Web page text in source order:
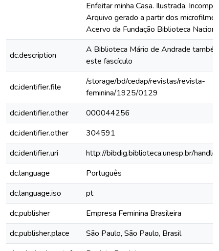
Enfeitar minha Casa. Ilustrada.
Arquivo gerado a partir dos
Acervo da Fundação Biblioteca
dc.description
A Biblioteca Mário de Andrade
este fascículo
dc.identifier.file
/storage/bd/cedap/revistas/revista-
feminina/1925/0129
dc.identifier.other
000044256
dc.identifier.other
304591
dc.identifier.uri
http://bibdig.biblioteca.unesp.br/
dc.language
Português
dc.language.iso
pt
dc.publisher
Empresa Feminina Brasileira
dc.publisher.place
São Paulo, São Paulo, Brasil